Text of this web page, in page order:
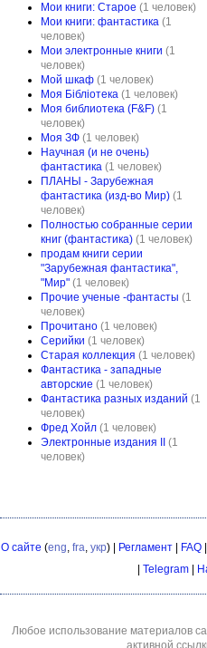
Мои книги: Старое (1 человек)
Мои книги: фантастика (1
человек)
Мои электронные книги (1
человек)
Мой шкаф (1 человек)
Моя Бібліотека (1 человек)
Моя библиотека (F&F) (1
человек)
Моя ЗФ (1 человек)
Научная (и не очень)
фантастика (1 человек)
ПЛАНЫ - Зарубежная
фантастика (изд-во Мир) (1
человек)
Полностью собранные серии
книг (фантастика) (1 человек)
продам книги серии
"Зарубежная фантастика",
"Мир" (1 человек)
Прочие ученые -фантасты (1
человек)
Прочитано (1 человек)
Серийки (1 человек)
Старая коллекция (1 человек)
Фантастика - западные
авторские (1 человек)
Фантастика разных изданий (1
человек)
Фред Хойл (1 человек)
Электронные издания II
(1
человек)
О сайте (eng, fra, укр) | Регламент| FAQ|
Telegram
Любое использование материалов
активной